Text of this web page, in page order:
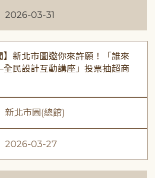
2026-03-31
】新北市圖邀你來許願！「誰來
民設計互動講座」投票抽超商
新北市圖(總館)
2026-03-27